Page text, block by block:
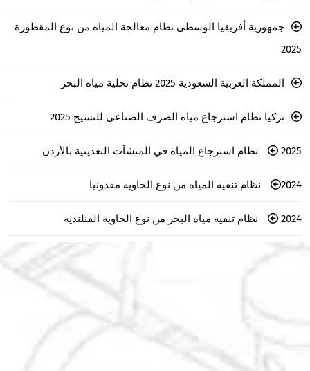
جمهورية أفريقيا الوسطى نظام معالجة المياه من نوع المقطورة
2025
المملكة العربية السعودية 2025 نظام تحلية مياه البحر
تركيا نظام استرجاع مياه الصرف الصناعي للنسيج 2025
2025 نظام استرجاع المياه في المنشآت التعدينية بالأردن
2024 نظام تنقية المياه من نوع الحاوية مقدونيا
2024 نظام تنقية مياه البحر من نوع الحاوية الفنلندية